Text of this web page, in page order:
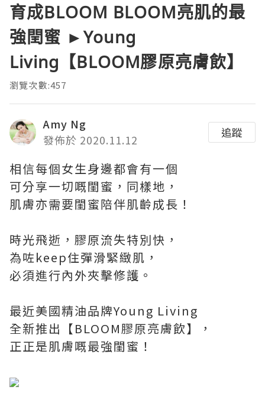
育成BLOOM BLOOM亮肌的最
強閏蜜 ►Young
Living【BLOOM膠原亮膚飲】
瀏覽次數:457
Amy Ng
發佈於 2020.11.12
追蹤
相信每個女生身邊都會有一個
可分享一切嘅閨蜜，同樣地，
肌膚亦需要閨蜜陪伴肌齡成長！
時光飛逝，膠原流失特別快，
為咗keep住彈滑緊緻肌，
必須進行內外夾擊修護。
最近美國精油品牌Young Living
全新推出【BLOOM膠原亮膚飲】，
正正是肌膚嘅最強閨蜜！